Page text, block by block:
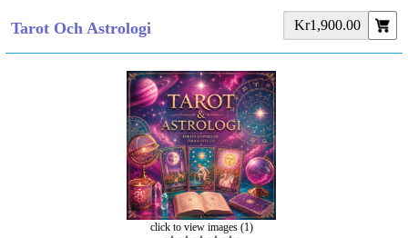
Kr1,900.00
Tarot Och Astrologi
click to view images (1)